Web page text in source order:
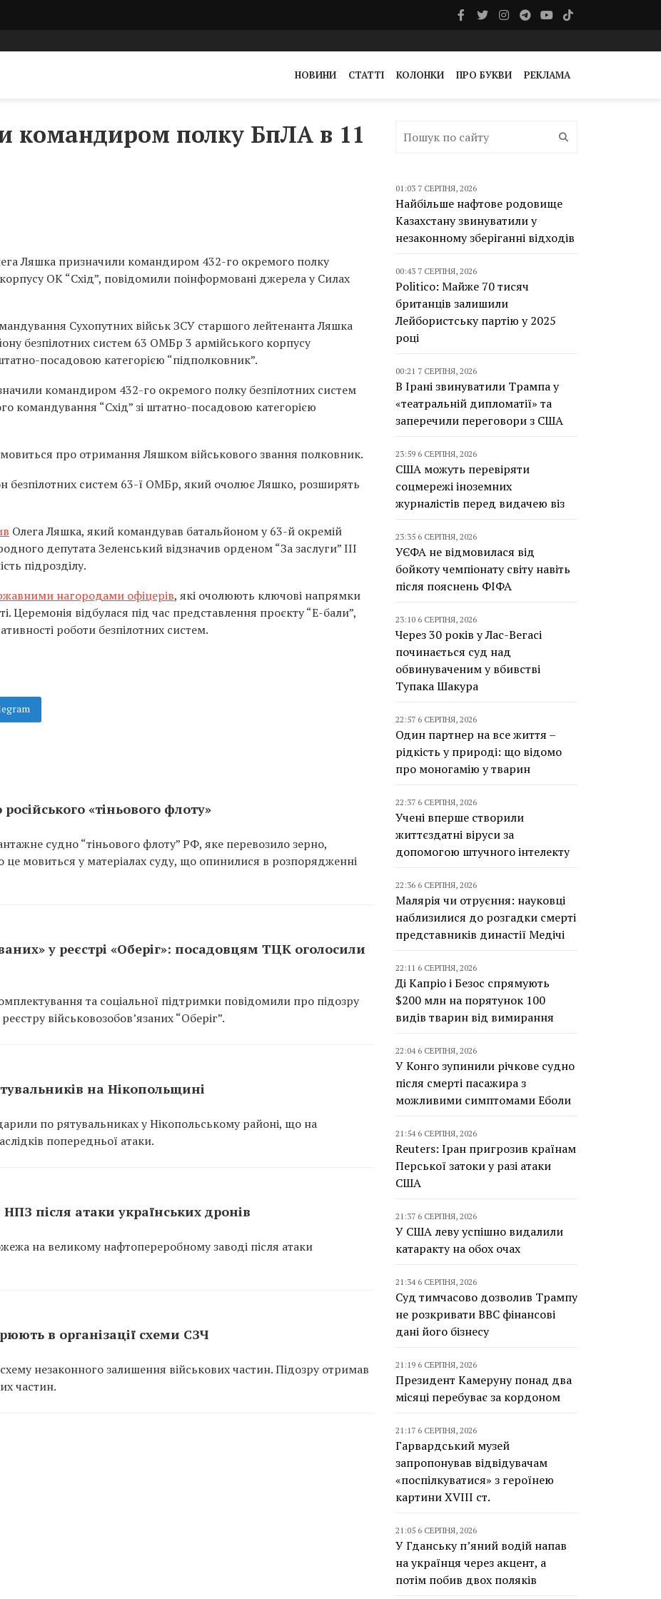
НОВИНИ СТАТТІ КОЛОНКИ ПРО БУКВИ РЕКЛАМА
командиром полку БпЛА в 11
Ляшка призначили командиром 432-го окремого полку
ОК “Схід”, повідомили поінформовані джерела у Силах
Сухопутних військ ЗСУ старшого лейтенанта Ляшка
безпілотних систем 63 ОМБр 3 армійського корпусу
посадовою категорією “підполковник”.
командиром 432-го окремого полку безпілотних систем
командування “Схід” зі штатно-посадовою категорією
про отримання Ляшком військового звання полковник.
безпілотних систем 63-ї ОМБр, який очолює Ляшко, розширять
Олега Ляшка, який командував батальйоном у 63-й окремій
депутата Зеленський відзначив орденом “За заслуги” III
підрозділу.
нагородами офіцерів, які очолюють ключові напрямки
Церемонія відбулася під час представлення проєкту “Е-бали”,
роботи безпілотних систем.
«тіньового флоту»
судно “тіньового флоту” РФ, яке перевозило зерно,
це мовиться у матеріалах суду, що опинилися в розпорядженні
у реєстрі «Оберіг»: посадовцям ТЦК оголосили
та соціальної підтримки повідомили про підозру
військовозобов’язаних “Оберіг”.
на Нікопольщині
по рятувальниках у Нікопольському районі, що на
попередньої атаки.
після атаки українських дронів
на великому нафтопереробному заводі після атаки
в організації схеми СЗЧ
незаконного залишення військових частин. Підозру отримав
частин.
01:03 7 СЕРПНЯ, 2026
Найбільше нафтове родовище
Казахстану звинуватили у
незаконному зберіганні відходів
00:43 7 СЕРПНЯ, 2026
Politico: Майже 70 тисяч
британців залишили
Лейбористську партію у 2025
році
00:21 7 СЕРПНЯ, 2026
В Ірані звинуватили Трампа у
«театральній дипломатії» та
заперечили переговори з США
23:59 6 СЕРПНЯ, 2026
США можуть перевіряти
соцмережі іноземних
журналістів перед видачею віз
23:35 6 СЕРПНЯ, 2026
УЄФА не відмовилася від
бойкоту чемпіонату світу навіть
після пояснень ФІФА
23:10 6 СЕРПНЯ, 2026
Через 30 років у Лас-Вегасі
починається суд над
обвинуваченим у вбивстві
Тупака Шакура
22:57 6 СЕРПНЯ, 2026
Один партнер на все життя –
рідкість у природі: що відомо
про моногамію у тварин
22:37 6 СЕРПНЯ, 2026
Учені вперше створили
життєздатні віруси за
допомогою штучного інтелекту
22:36 6 СЕРПНЯ, 2026
Малярія чи отруєння: науковці
наблизилися до розгадки смерті
представників династії Медічі
22:11 6 СЕРПНЯ, 2026
Ді Капріо і Безос спрямують
$200 млн на порятунок 100
видів тварин від вимирання
22:04 6 СЕРПНЯ, 2026
У Конго зупинили річкове судно
після смерті пасажира з
можливими симптомами Еболи
21:54 6 СЕРПНЯ, 2026
Reuters: Іран пригрозив країнам
Перської затоки у разі атаки
США
21:37 6 СЕРПНЯ, 2026
У США леву успішно видалили
катаракту на обох очах
21:34 6 СЕРПНЯ, 2026
Суд тимчасово дозволив Трампу
не розкривати BBC фінансові
дані його бізнесу
21:19 6 СЕРПНЯ, 2026
Президент Камеруну понад два
місяці перебуває за кордоном
21:17 6 СЕРПНЯ, 2026
Гарвардський музей
запропонував відвідувачам
«поспілкуватися» з героїнею
картини XVIII ст.
21:05 6 СЕРПНЯ, 2026
У Гданську п’яний водій напав
на українця через акцент, а
потім побив двох поляків